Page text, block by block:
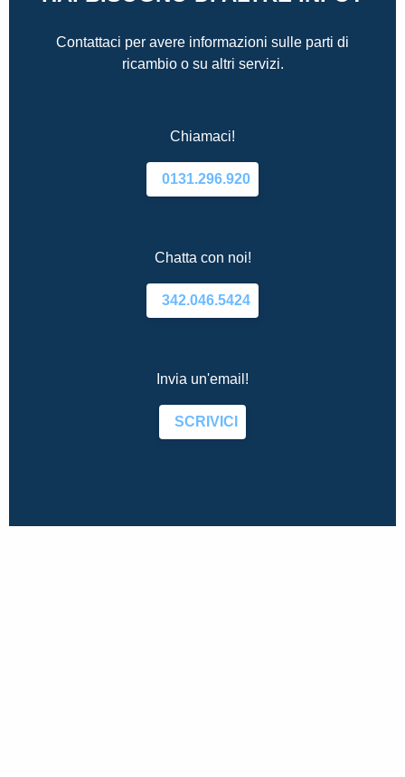
Contattaci per avere informazioni sulle parti di
ricambio o su altri servizi.
Chiamaci!
0131.296.920
Chatta con noi!
342.046.5424
Invia un'email!
SCRIVICI